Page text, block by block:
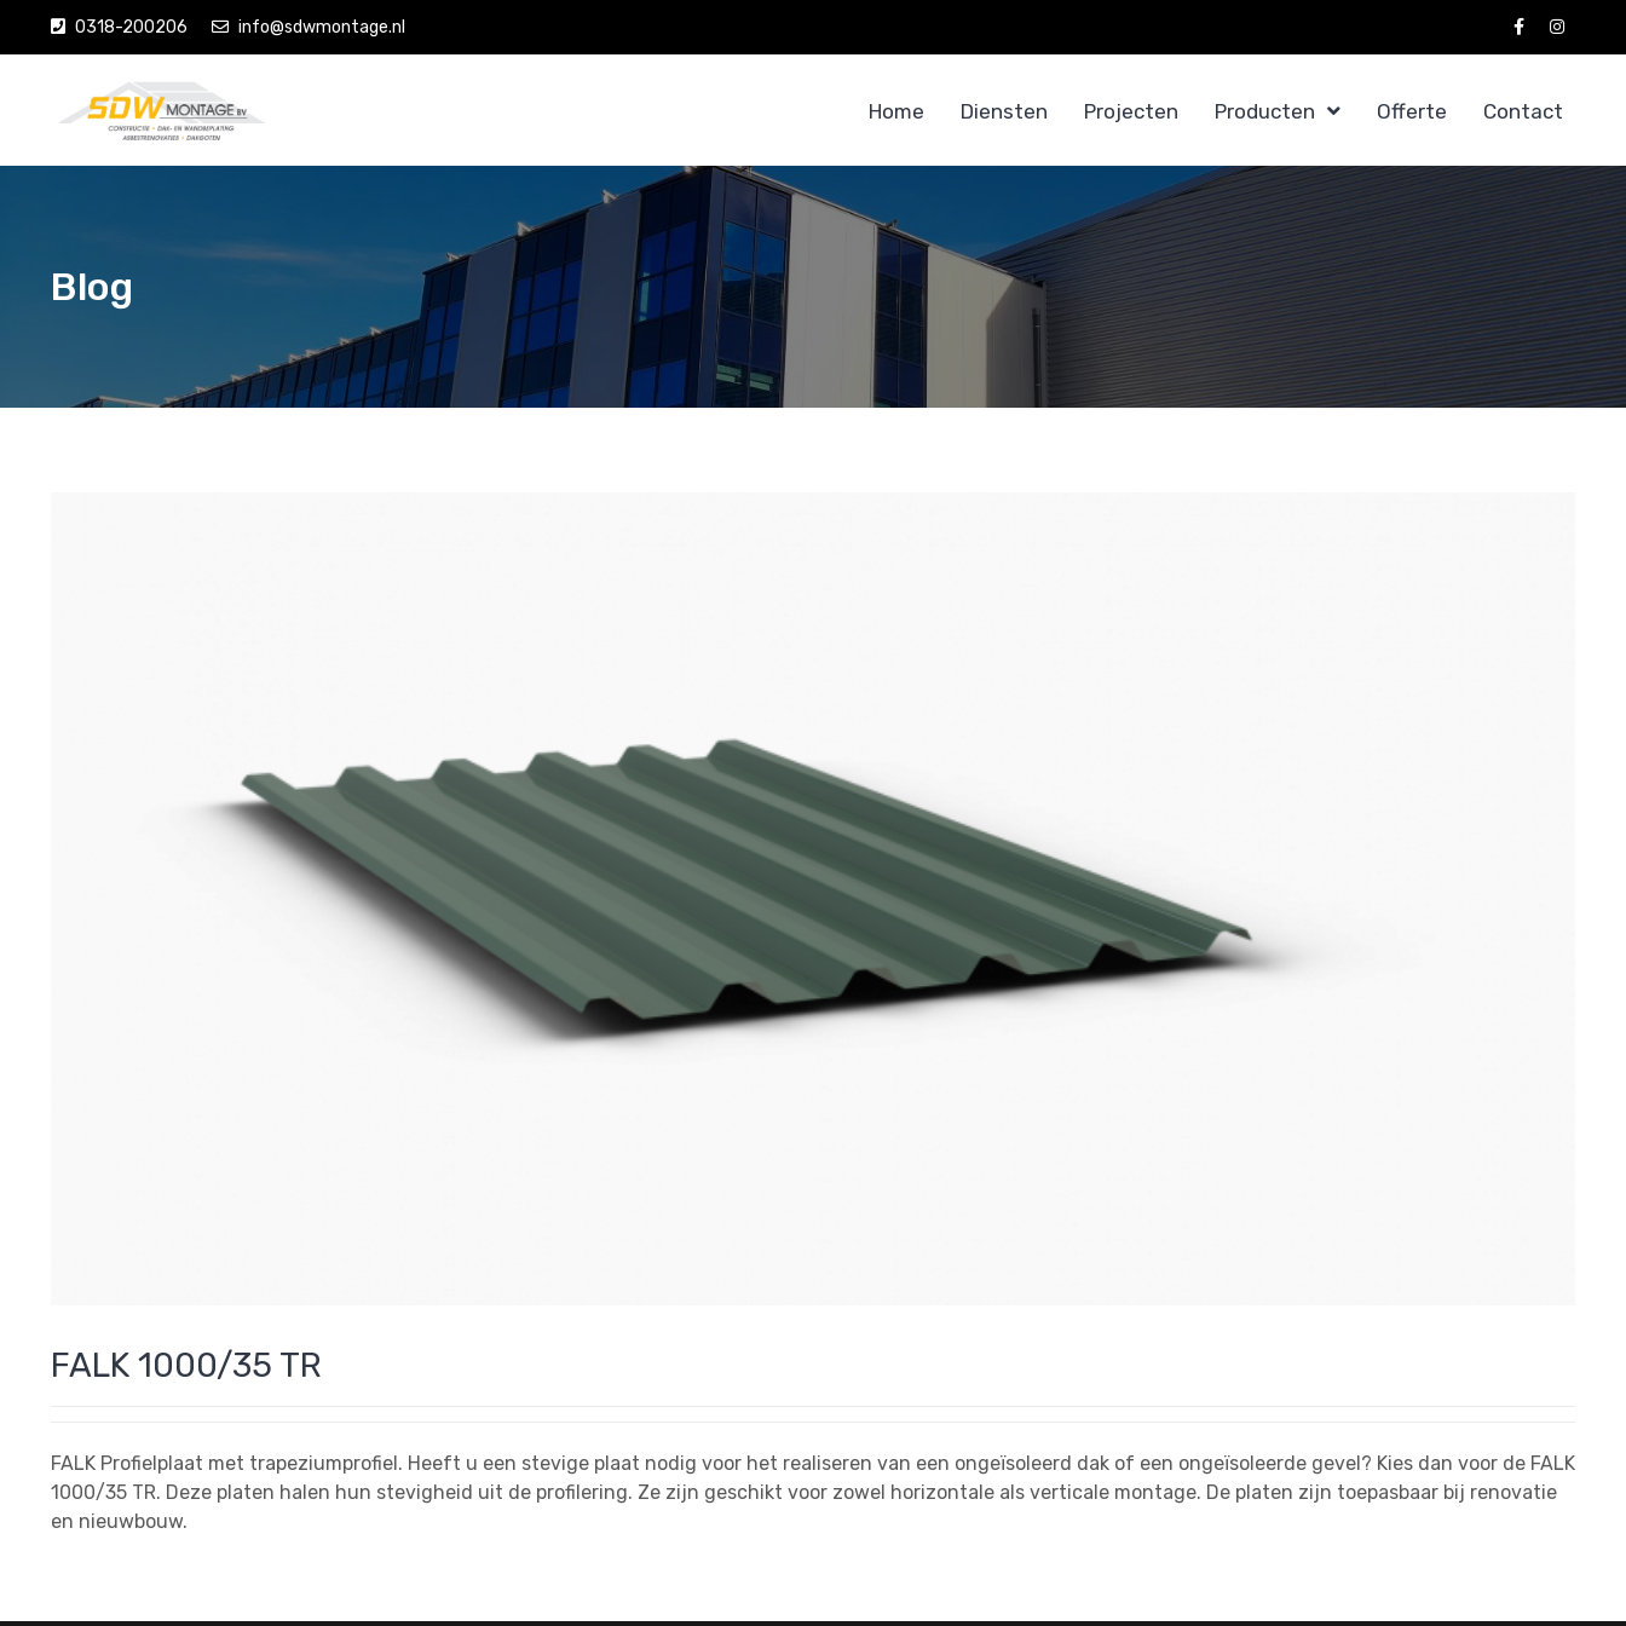
0318-200206 info@sdwmontage.nl
Home Diensten Projecten Producten Offerte Contact
Blog
FALK 1000/35 TR
FALK Profielplaat met trapeziumprofiel. Heeft u een stevige plaat nodig voor het realiseren van een ongeïsoleerd dak of een ongeïsoleerde gevel? Kies dan voor de FALK
1000/35 TR. Deze platen halen hun stevigheid uit de profilering. Ze zijn geschikt voor zowel horizontale als verticale montage. De platen zijn toepasbaar bij renovatie
en nieuwbouw.